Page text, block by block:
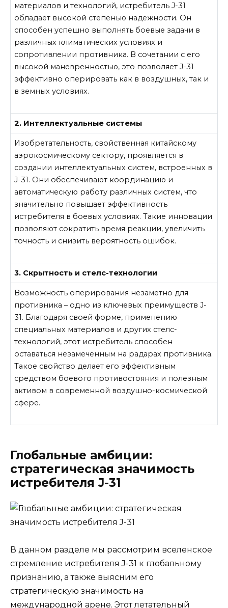
материалов и технологий, истребитель J-31
обладает высокой степенью надежности. Он
способен успешно выполнять боевые задачи в
различных климатических условиях и
сопротивлении противника. В сочетании с его
высокой маневренностью, это позволяет J-31
эффективно оперировать как в воздушных, так и
в земных условиях.
2. Интеллектуальные системы
Изобретательность, свойственная китайскому
аэрокосмическому сектору, проявляется в
создании интеллектуальных систем, встроенных в
J-31. Они обеспечивают координацию и
автоматическую работу различных систем, что
значительно повышает эффективность
истребителя в боевых условиях. Такие инновации
позволяют сократить время реакции, увеличить
точность и снизить вероятность ошибок.
3. Скрытность и стелс-технологии
Возможность оперирования незаметно для
противника – одно из ключевых преимуществ J-
31. Благодаря своей форме, применению
специальных материалов и других стелс-
технологий, этот истребитель способен
оставаться незамеченным на радарах противника.
Такое свойство делает его эффективным
средством боевого противостояния и полезным
активом в современной воздушно-космической
сфере.
Глобальные амбиции:
стратегическая значимость
истребителя J-31
В данном разделе мы рассмотрим вселенское
стремление истребителя J-31 к глобальному
признанию, а также выясним его
стратегическую значимость на
международной арене. Этот летательный